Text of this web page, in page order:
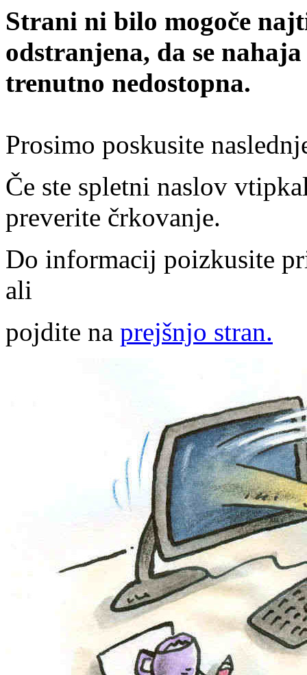
Strani ni bilo mogoče
odstranjena, da se
trenutno nedostopna.
Prosimo poskusite
Če ste spletni naslov
preverite črkovanje.
Do informacij poizkusite
ali
pojdite na prejšnjo stran.